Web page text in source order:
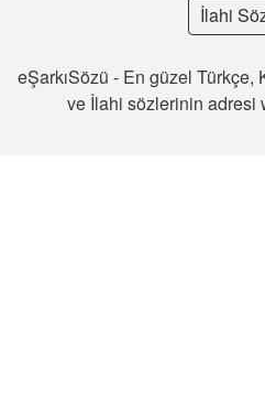
İlahi
eŞarkıSözü - En güzel Türkçe,
ve İlahi sözlerinin adresi